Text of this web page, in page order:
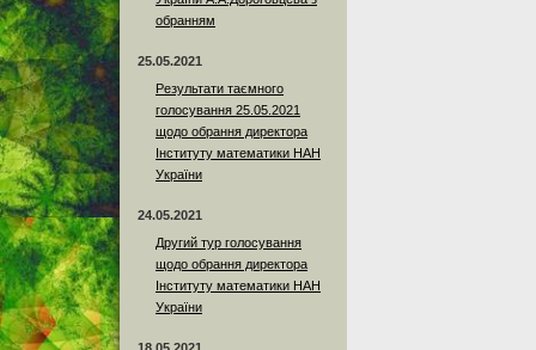
обранням
25.05.2021
Результати таємного
голосування 25.05.2021
щодо обрання директора
Інституту математики НАН
України
24.05.2021
Другий тур голосування
щодо обрання директора
Інституту математики НАН
України